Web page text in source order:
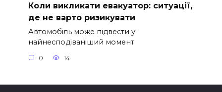
Коли викликати евакуатор: ситуації,
де не варто ризикувати
Автомобіль може підвести у
найнесподіваніший момент
0 14